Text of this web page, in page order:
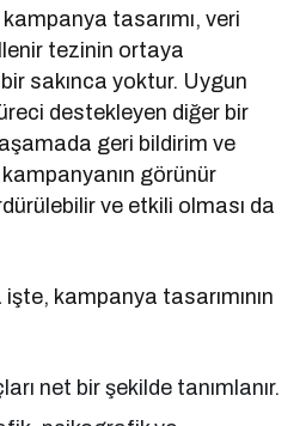
tasarımı, veri
tezinin ortaya
sakınca yoktur. Uygun
destekleyen diğer bir
geri bildirim ve
görünür
ve etkili olması da
işte, kampanya tasarımının
net bir şekilde tanımlanır.